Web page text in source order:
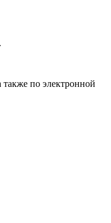
по электронной